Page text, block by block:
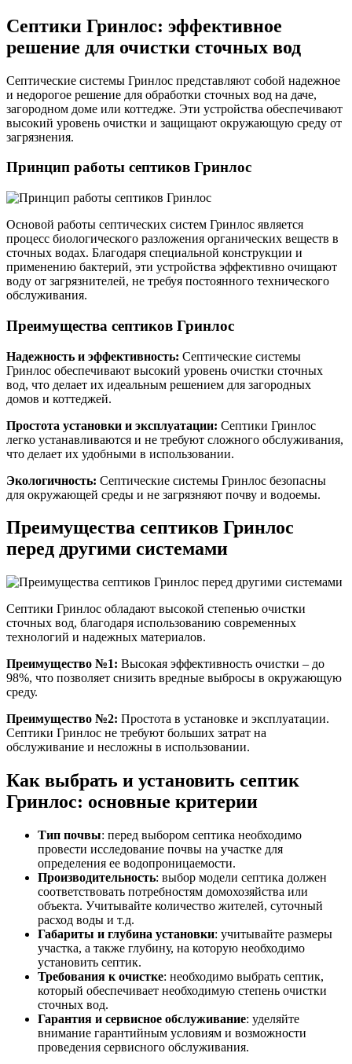
Септики Гринлос: эффективное
решение для очистки сточных вод
Септические системы Гринлос представляют собой надежное
и недорогое решение для обработки сточных вод на даче,
загородном доме или коттедже. Эти устройства обеспечивают
высокий уровень очистки и защищают окружающую среду от
загрязнения.
Принцип работы септиков Гринлос
Основой работы септических систем Гринлос является
процесс биологического разложения органических веществ в
сточных водах. Благодаря специальной конструкции и
применению бактерий, эти устройства эффективно очищают
воду от загрязнителей, не требуя постоянного технического
обслуживания.
Преимущества септиков Гринлос
Надежность и эффективность: Септические системы
Гринлос обеспечивают высокий уровень очистки сточных
вод, что делает их идеальным решением для загородных
домов и коттеджей.
Простота установки и эксплуатации: Септики Гринлос
легко устанавливаются и не требуют сложного обслуживания,
что делает их удобными в использовании.
Экологичность: Септические системы Гринлос безопасны
для окружающей среды и не загрязняют почву и водоемы.
Преимущества септиков Гринлос
перед другими системами
Септики Гринлос обладают высокой степенью очистки
сточных вод, благодаря использованию современных
технологий и надежных материалов.
Преимущество №1: Высокая эффективность очистки – до
98%, что позволяет снизить вредные выбросы в окружающую
среду.
Преимущество №2: Простота в установке и эксплуатации.
Септики Гринлос не требуют больших затрат на
обслуживание и несложны в использовании.
Как выбрать и установить септик
Гринлос: основные критерии
Тип почвы: перед выбором септика необходимо
провести исследование почвы на участке для
определения ее водопроницаемости.
Производительность: выбор модели септика должен
соответствовать потребностям домохозяйства или
объекта. Учитывайте количество жителей, суточный
расход воды и т.д.
Габариты и глубина установки: учитывайте размеры
участка, а также глубину, на которую необходимо
установить септик.
Требования к очистке: необходимо выбрать септик,
который обеспечивает необходимую степень очистки
сточных вод.
Гарантия и сервисное обслуживание: уделяйте
внимание гарантийным условиям и возможности
проведения сервисного обслуживания.